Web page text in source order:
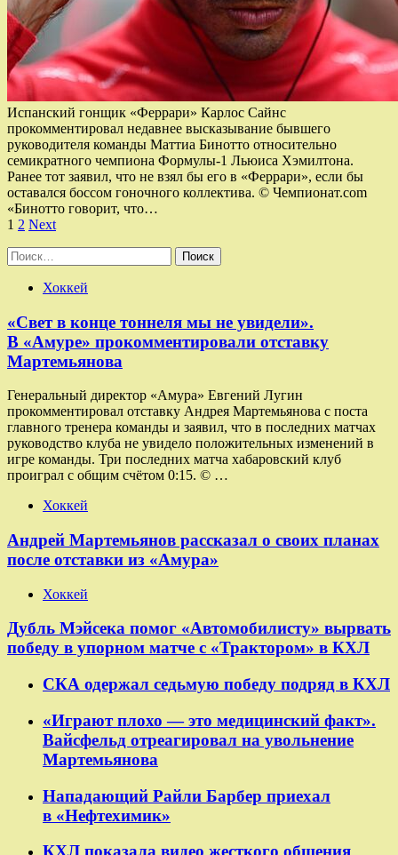
Испанский гонщик «Феррари» Карлос Сайнс
прокомментировал недавнее высказывание бывшего
руководителя команды Маттиа Бинотто относительно
семикратного чемпиона Формулы-1 Льюиса Хэмилтона.
Ранее тот заявил, что не взял бы его в «Феррари», если бы
оставался боссом гоночного коллектива. © Чемпионат.com
«Бинотто говорит, что…
Пагинация
записей
1 2 Next
Найти:
Хоккей
«Свет в конце тоннеля мы не увидели».
В «Амуре» прокомментировали отставку
Мартемьянова
Генеральный директор «Амура» Евгений Лугин
прокомментировал отставку Андрея Мартемьянова с поста
главного тренера команды и заявил, что в последних матчах
руководство клуба не увидело положительных изменений в
игре команды. Три последних матча хабаровский клуб
проиграл с общим счётом 0:15. © …
Хоккей
Андрей Мартемьянов рассказал о своих планах
после отставки из «Амура»
Хоккей
Дубль Мэйсека помог «Автомобилисту» вырвать
победу в упорном матче с «Трактором» в КХЛ
СКА одержал седьмую победу подряд в КХЛ
«Играют плохо — это медицинский факт».
Вайсфельд отреагировал на увольнение
Мартемьянова
Нападающий Райли Барбер приехал
в «Нефтехимик»